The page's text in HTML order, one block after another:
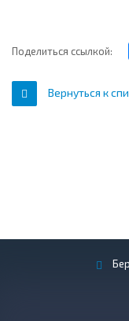
Поделиться ссылкой:
Вернуться к